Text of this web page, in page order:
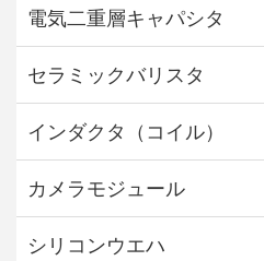
電気二重層キャパシタ
セラミックバリスタ
インダクタ（コイル）
カメラモジュール
シリコンウエハ